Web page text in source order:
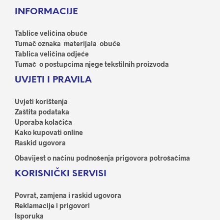
stranici
INFORMACIJE
Tablice veličina obuće
Tumač oznaka materijala obuće
Tablica veličina odjeće
Tumač o postupcima njege tekstilnih proizvoda
UVJETI I PRAVILA
Uvjeti korištenja
Zaštita podataka
Uporaba kolačića
Kako kupovati online
Raskid ugovora
Obavijest o načinu podnošenja prigovora potrošačima
KORISNIČKI SERVISI
Povrat, zamjena i raskid ugovora
Reklamacije i prigovori
Isporuka